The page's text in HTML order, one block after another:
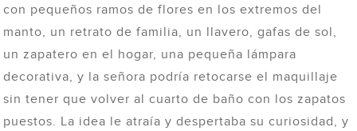
con pequeños ramos de flores en los extremos del
manto, un retrato de familia, un llavero, gafas de sol,
un zapatero en el hogar, una pequeña lámpara
decorativa, y la señora podría retocarse el maquillaje
sin tener que volver al cuarto de baño con los zapatos
puestos. La idea le atraía y despertaba su curiosidad, y